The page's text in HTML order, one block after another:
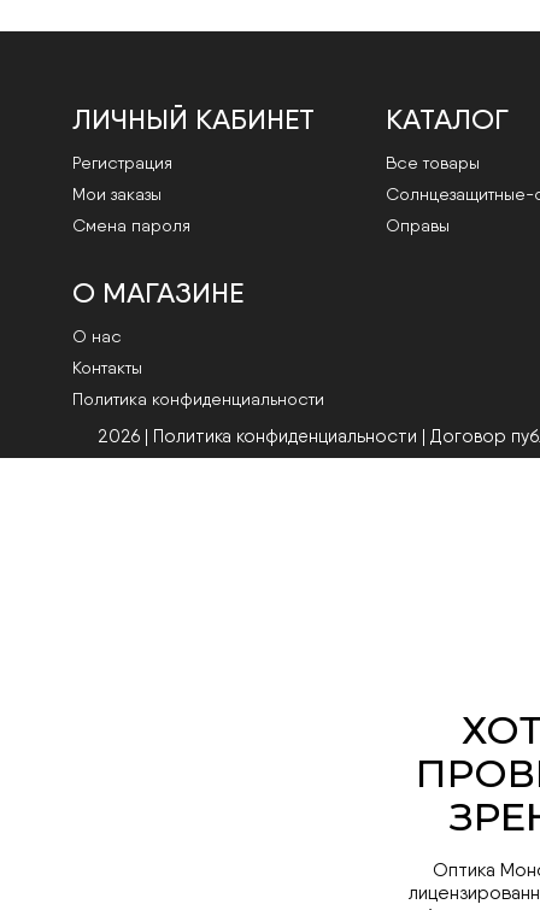
ЛИЧНЫЙ КАБИНЕТ
Регистрация
Мои заказы
Смена пароля
КАТАЛОГ
Все товары
Cолнцезащитные-
Оправы
О МАГАЗИНЕ
О нас
Контакты
Политика конфиденциальности
2026 | Политика конфиденциальности Договор
Оптика